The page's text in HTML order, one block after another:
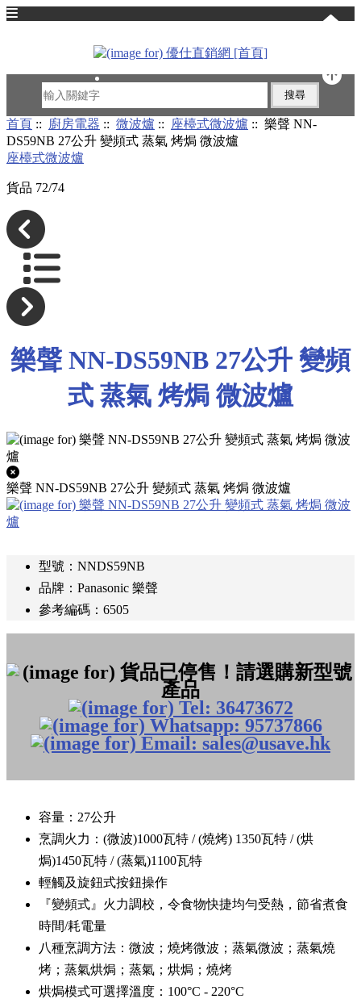
首頁 :: 廚房電器 :: 微波爐 :: 座檯式微波爐 :: 樂聲 NN-
DS59NB 27公升 變頻式 蒸氣 烤焗 微波爐
座檯式微波爐
貨品 72/74
樂聲 NN-DS59NB 27公升 變頻
式 蒸氣 烤焗 微波爐
樂聲 NN-DS59NB 27公升 變頻式 蒸氣 烤焗 微波爐
型號：NNDS59NB
品牌：Panasonic 樂聲
參考編碼：6505
容量：27公升
烹調火力：(微波)1000瓦特 / (燒烤) 1350瓦特 / (烘
焗)1450瓦特 / (蒸氣)1100瓦特
輕觸及旋鈕式按鈕操作
『變頻式』火力調校，令食物快捷均勻受熱，節省煮食
時間/耗電量
八種烹調方法：微波；燒烤微波；蒸氣微波；蒸氣燒
烤；蒸氣烘焗；蒸氣；烘焗；燒烤
烘焗模式可選擇溫度：100°C - 220°C